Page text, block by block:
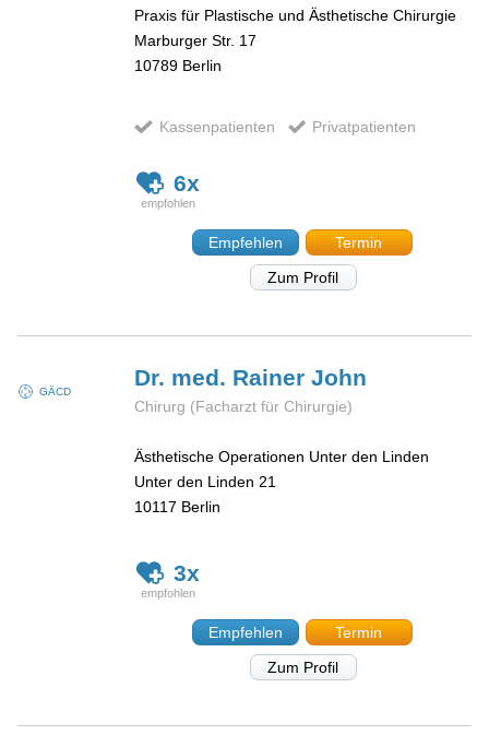
Praxis für Plastische und Ästhetische Chirurgie
Marburger Str. 17
10789 Berlin
Kassenpatienten Privatpatienten
6x
Empfehlen
Termin
Zum Profil
GÄCD
Dr. med. RainerJohn
Chirurg (Facharzt für Chirurgie)
Ästhetische Operationen Unter den Linden
Unter den Linden 21
10117 Berlin
3x
Empfehlen
Termin
Zum Profil